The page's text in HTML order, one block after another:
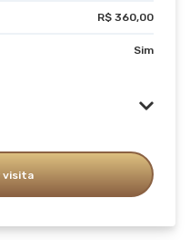
R$ 360,00
Sim
visita